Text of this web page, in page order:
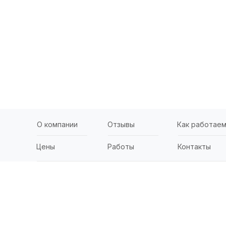
О компании Отзывы Как работаем
Работы Контакты
Цены